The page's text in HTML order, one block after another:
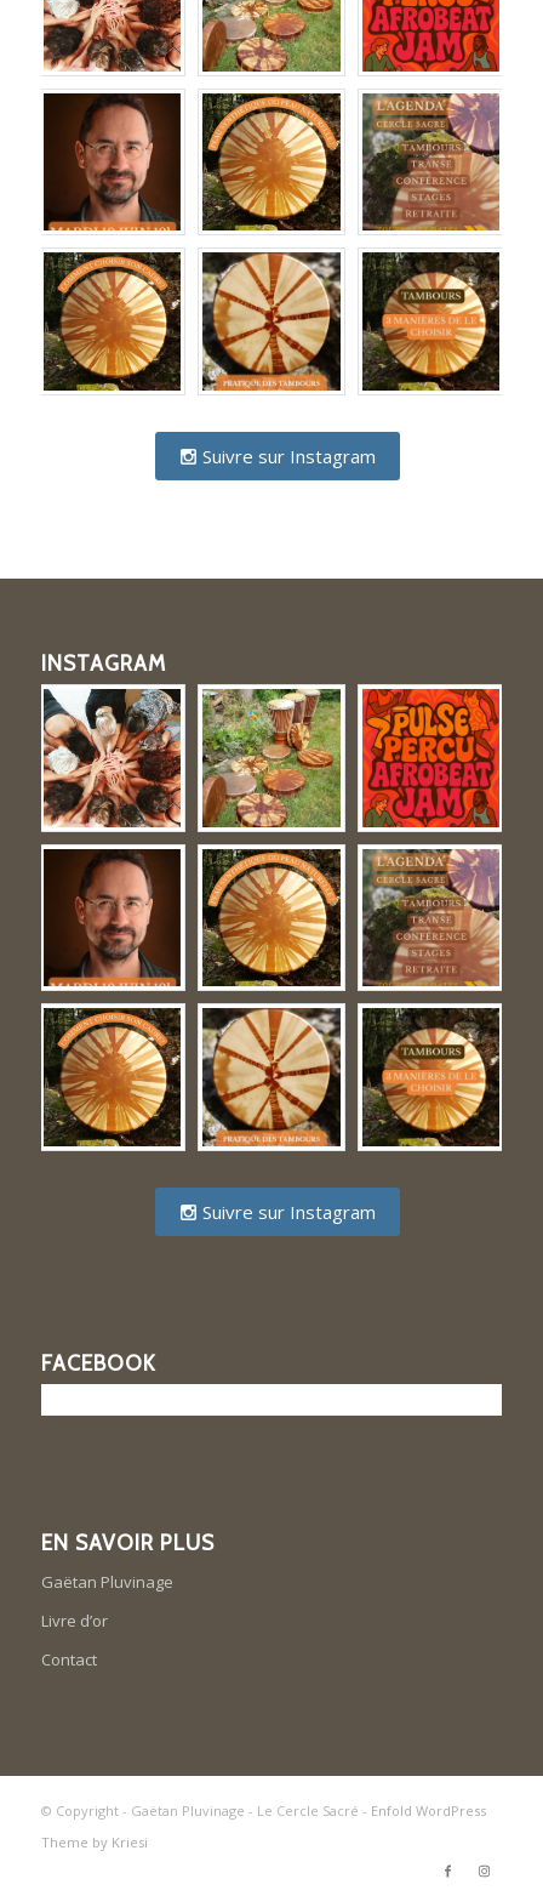
Suivre sur Instagram
INSTAGRAM
Suivre sur Instagram
FACEBOOK
EN SAVOIR PLUS
Gaëtan Pluvinage
Livre d’or
Contact
© Copyright - Gaëtan Pluvinage - Le Cercle Sacré - Enfold WordPress
Theme by Kriesi